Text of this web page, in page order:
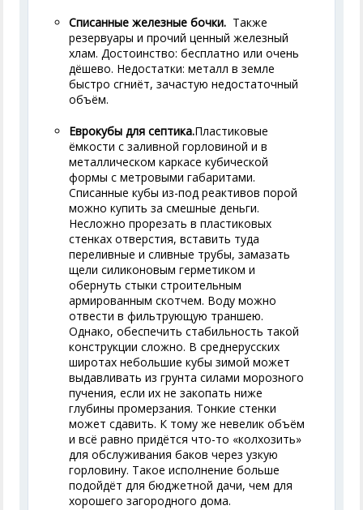
Списанные железные бочки. Также
резервуары и прочий ценный железный
хлам. Достоинство: бесплатно или очень
дёшево. Недостатки: металл в земле
быстро сгниёт, зачастую недостаточный
объём.
Еврокубы для септика.Пластиковые
ёмкости с заливной горловиной и в
металлическом каркасе кубической
формы с метровыми габаритами.
Списанные кубы из-под реактивов порой
можно купить за смешные деньги.
Несложно прорезать в пластиковых
стенках отверстия, вставить туда
переливные и сливные трубы, замазать
щели силиконовым герметиком и
обернуть стыки строительным
армированным скотчем. Воду можно
отвести в фильтрующую траншею.
Однако, обеспечить стабильность такой
конструкции сложно. В среднерусских
широтах небольшие кубы зимой может
выдавливать из грунта силами морозного
пучения, если их не закопать ниже
глубины промерзания. Тонкие стенки
может сдавить. К тому же невелик объём
и всё равно придётся что-то «колхозить»
для обслуживания баков через узкую
горловину. Такое исполнение больше
подойдёт для бюджетной дачи, чем для
хорошего загородного дома.